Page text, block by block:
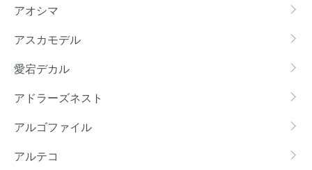
アオシマ
アスカモデル
愛宕デカル
アドラーズネスト
アルゴファイル
アルテコ